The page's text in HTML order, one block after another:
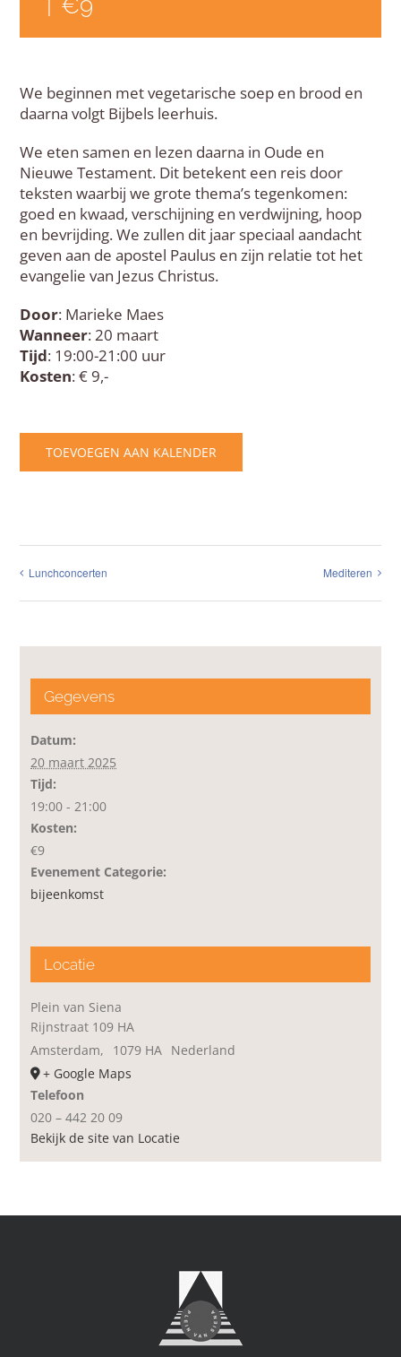
€9
We beginnen met vegetarische soep en brood en
daarna volgt Bijbels leerhuis.
We eten samen en lezen daarna in Oude en
Nieuwe Testament. Dit betekent een reis door
teksten waarbij we grote thema’s tegenkomen:
goed en kwaad, verschijning en verdwijning, hoop
en bevrijding. We zullen dit jaar speciaal aandacht
geven aan de apostel Paulus en zijn relatie tot het
evangelie van Jezus Christus.
Door: Marieke Maes
Wanneer: 20 maart
Tijd: 19:00-21:00 uur
Kosten: € 9,-
TOEVOEGEN AAN KALENDER
Lunchconcerten Mediteren
Gegevens
Datum:
20 maart 2025
Tijd:
19:00 - 21:00
Kosten:
€9
Evenement Categorie:
bijeenkomst
Locatie
Plein van Siena
Rijnstraat 109 HA
Amsterdam, 1079 HA Nederland
+ Google Maps
Telefoon
020 – 442 20 09
Bekijk de site van Locatie